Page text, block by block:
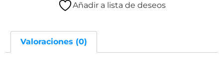
Añadir a lista de deseos
Valoraciones (0)